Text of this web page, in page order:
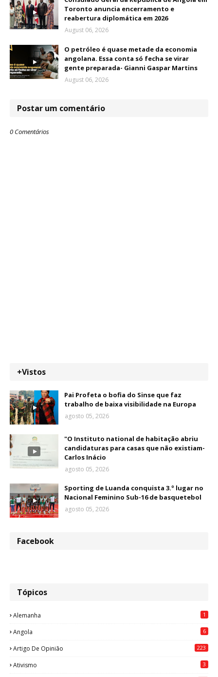
Toronto anuncia encerramento e
reabertura diplomática em 2026
August 06, 2026
O petróleo é quase metade da economia
angolana. Essa conta só fecha se virar
gente preparada- Gianni Gaspar Martins
August 06, 2026
Postar um comentário
0 Comentários
+Vistos
Pai Profeta o bofia do Sinse que faz
trabalho de baixa visibilidade na Europa
agosto 05, 2026
"O Instituto national de habitação abriu
candidaturas para casas que não existiam-
Carlos Inácio
agosto 05, 2026
Sporting de Luanda conquista 3.º lugar no
Nacional Feminino Sub-16 de basquetebol
agosto 05, 2026
Facebook
Tópicos
Alemanha 1
Angola 6
Artigo De Opinião 223
Ativismo 3